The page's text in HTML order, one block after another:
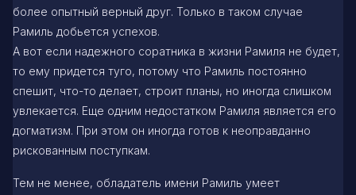
более опытный верный друг. Только в таком случае
Рамиль добьется успехов.
А вот если надежного соратника в жизни Рамиля не будет,
то ему придется туго, потому что Рамиль постоянно
спешит, что-то делает, строит планы, но иногда слишком
увлекается. Еще одним недостатком Рамиля является его
догматизм. При этом он иногда готов к неоправданно
рискованным поступкам.
Тем не менее, обладатель имени Рамиль умеет